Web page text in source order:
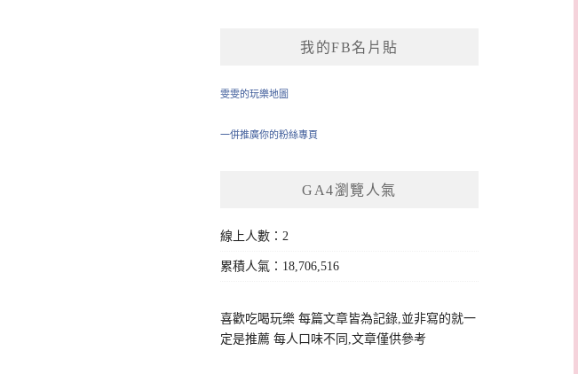
我的FB名片貼
雯雯的玩樂地圖
一併推廣你的粉絲專頁
GA4瀏覽人氣
線上人數：2
累積人氣：18,706,516
喜歡吃喝玩樂 每篇文章皆為記錄,並非寫的就一
定是推薦 每人口味不同,文章僅供參考